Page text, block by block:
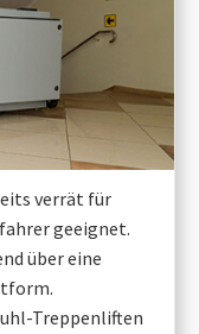
verrät für
geeignet.
über eine
Treppenliften